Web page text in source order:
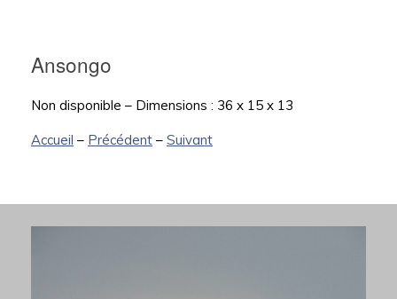
Ansongo
Non disponible – Dimensions : 36 x 15 x 13
Accueil – Précédent – Suivant